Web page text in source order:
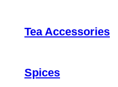
Tea Accessories
Spices